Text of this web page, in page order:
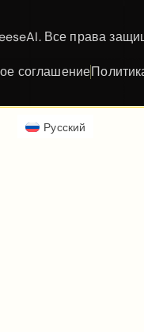
Все права
соглашение
Русский